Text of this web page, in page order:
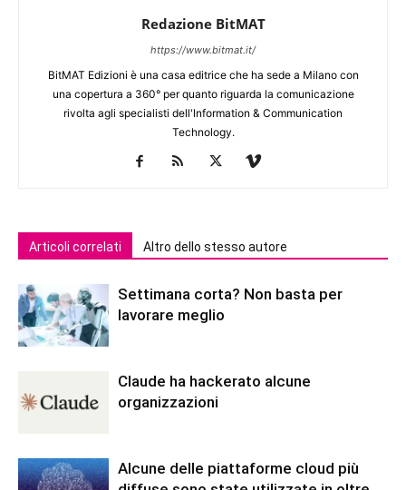
Redazione BitMAT
https://www.bitmat.it/
BitMAT Edizioni è una casa editrice che ha sede a Milano con
una copertura a 360° per quanto riguarda la comunicazione
rivolta agli specialisti dell'lnformation & Communication
Technology.
Articoli correlati Altro dello stesso autore
Settimana corta? Non basta per
lavorare meglio
Claude ha hackerato alcune
organizzazioni
Alcune delle piattaforme cloud più